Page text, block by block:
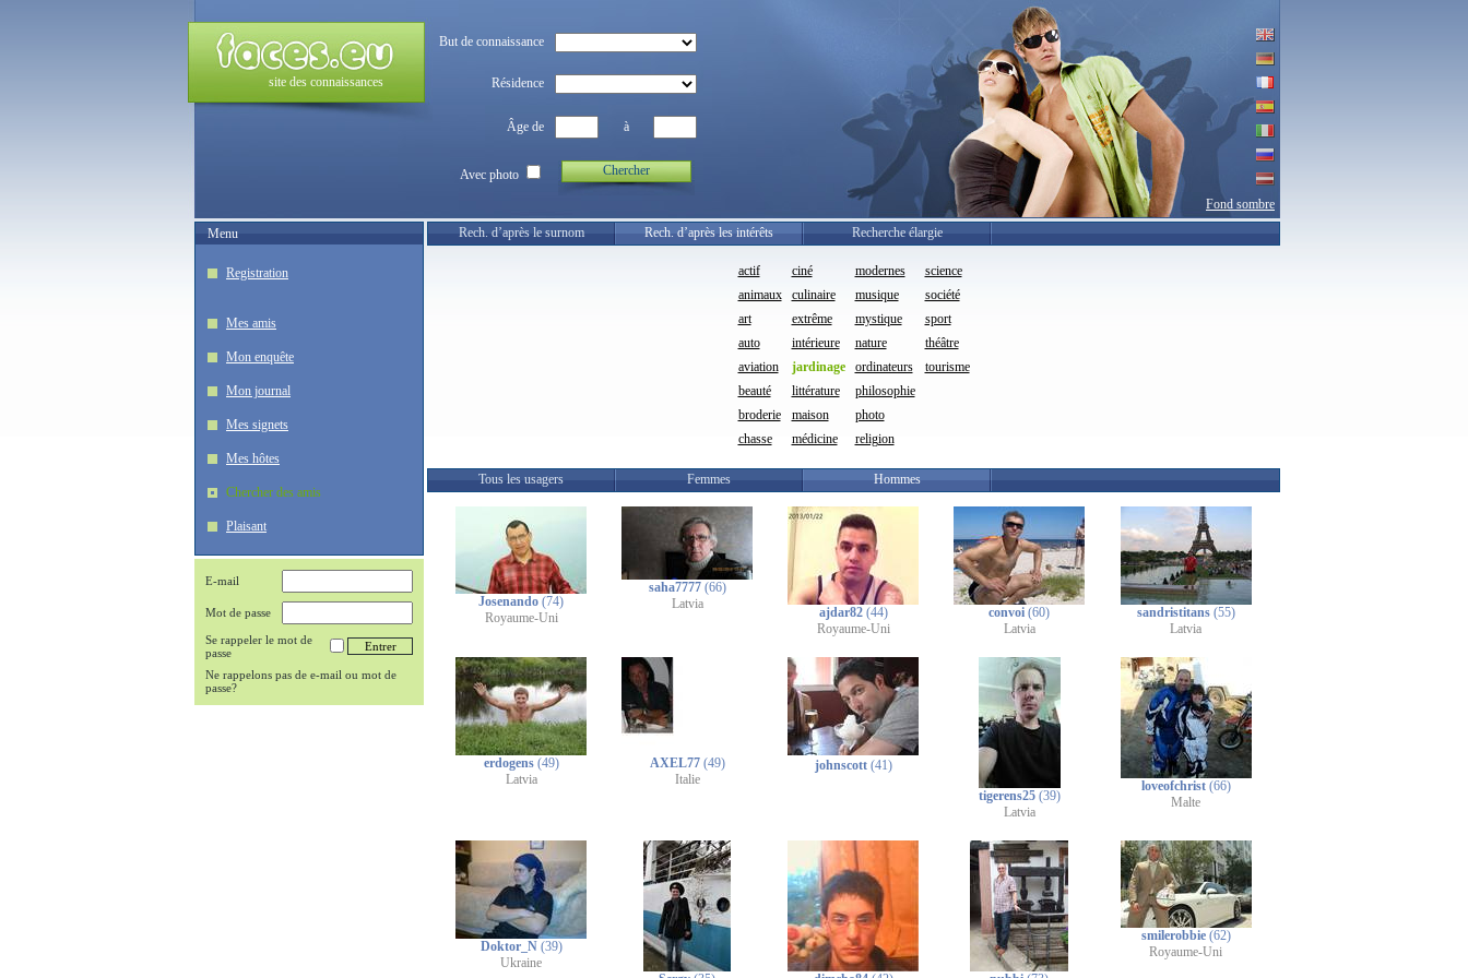
site des connaissances
But de connaissance
Résidence
Âge de à
Avec photo Chercher
Fond sombre
Menu
Registration
Mes amis
Mon enquête
Mon journal
Mes signets
Mes hôtes
Chercher des amis
Plaisant
E-mail
Mot de passe
Se rappeler le mot de
passe
Ne rappelons pas de e-mail ou mot de
passe?
Rech. d’après le surnom Rech. d’après les intérêts Recherche élargie
actif
animaux
art
auto
aviation
beauté
broderie
chasse
ciné
culinaire
extrême
intérieure
jardinage
littérature
maison
médicine
modernes
musique
mystique
nature
ordinateurs
philosophie
photo
religion
science
société
sport
théâtre
tourisme
Tous les usagers Femmes Hommes
Josenando (74)
Royaume-Uni
saha7777(66)
Latvia
ajdar82(44)
Royaume-Uni
convoi (60)
Latvia
sandristitans(55)
Latvia
erdogens(49)
Latvia
AXEL77(49)
Italie
johnscott(41)
tigerens25(39)
Latvia
loveofchrist(66)
Malte
Doktor_N(39)
Ukraine
smilerobbie(62)
Royaume-Uni